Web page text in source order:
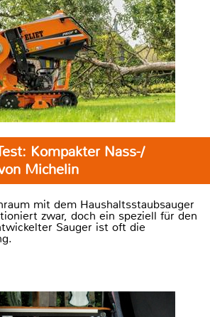
Kompakter Nass-/
Michelin
mit dem Haushaltsstaubsauger
zwar, doch ein speziell für den
Sauger ist oft die